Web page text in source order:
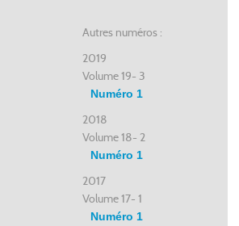
Autres numéros :
2019
Volume 19- 3
Numéro 1
2018
Volume 18- 2
Numéro 1
2017
Volume 17- 1
Numéro 1